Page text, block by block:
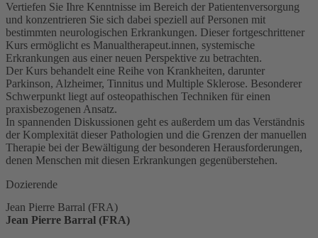
Vertiefen Sie Ihre Kenntnisse im Bereich der Patientenversorgung
und konzentrieren Sie sich dabei speziell auf Personen mit
bestimmten neurologischen Erkrankungen. Dieser fortgeschrittener
Kurs ermöglicht es Manualtherapeut.innen, systemische
Erkrankungen aus einer neuen Perspektive zu betrachten.
Der Kurs behandelt eine Reihe von Krankheiten, darunter
Parkinson, Alzheimer, Tinnitus und Multiple Sklerose. Besonderer
Schwerpunkt liegt auf osteopathischen Techniken für einen
praxisbezogenen Ansatz.
In spannenden Diskussionen geht es außerdem um das Verständnis
der Komplexität dieser Pathologien und die Grenzen der manuellen
Therapie bei der Bewältigung der besonderen Herausforderungen,
denen Menschen mit diesen Erkrankungen gegenüberstehen.
Dozierende
Jean Pierre Barral (FRA)
Jean Pierre Barral (FRA)